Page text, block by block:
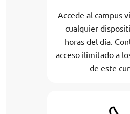
Accede al campus
cualquier
horas del día.
acceso ilimitado a
de este